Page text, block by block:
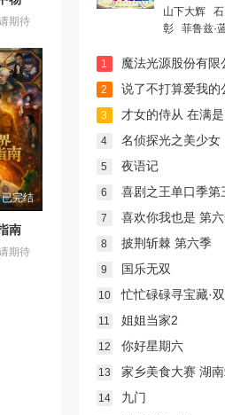
期待
已完结
南
期待
山下大辉
彰
菲鲁兹·
1 魔法光源股份有限
2 说了不打算爱我的公爵继承人，不
3 才女的侍从 在满是高岭之花的贵族学校暗中照顾（毫
4 名侦探光之美少女
5 夜语记
6 喜剧之王单口季第
7 喜欢你我也是 第
8 披荆斩棘 第六季
9 国乐无双
10 忙忙碌碌寻宝藏·
11 姐姐当家2
12 你好星期六
13 家乡美食大赛 湖
14 九门